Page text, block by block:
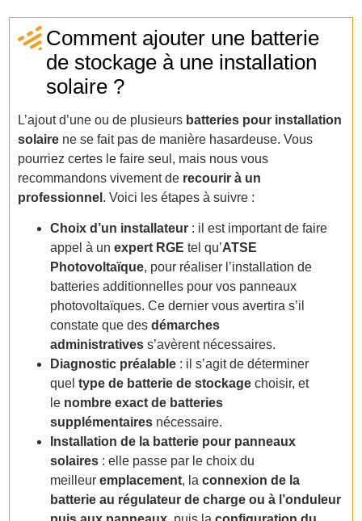
Comment ajouter une batterie
de stockage à une installation
solaire ?
L’ajout d’une ou de plusieurs batteries pour installation
solaire ne se fait pas de manière hasardeuse. Vous
pourriez certes le faire seul, mais nous vous
recommandons vivement de recourir à un
professionnel . Voici les étapes à suivre :
Choix d’un installateur : il est important de faire
appel à unexpert RGEtel qu’ATSE
Photovoltaïque, pour réaliser l’installation de
batteries additionnelles pour vos panneaux
photovoltaïques. Ce dernier vous avertira s’il
constate que desdémarches
administratives s’avèrent nécessaires.
Diagnostic préalable : il s’agit de déterminer
queltype de batterie de stockagechoisir, et
le nombre exact de batteries
supplémentaires nécessaire.
Installation de la batterie pour panneaux
solaires : elle passe par le choix du
meilleuremplacement, laconnexion de la
batterie au régulateur de charge ou à l’onduleur